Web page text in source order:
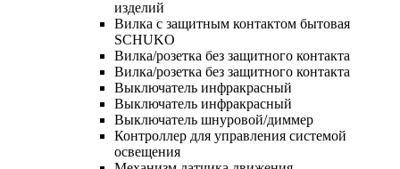
изделий
Вилка с защитным контактом бытовая
SCHUKO
Вилка/розетка без защитного контакта
Вилка/розетка без защитного контакта
Выключатель инфракрасный
Выключатель инфракрасный
Выключатель шнуровой/диммер
Контроллер для управления системой
освещения